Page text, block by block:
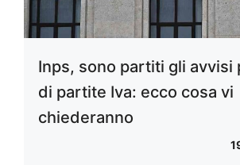
Inps, sono partiti gli avvisi
di partite Iva: ecco cosa vi
chiederanno